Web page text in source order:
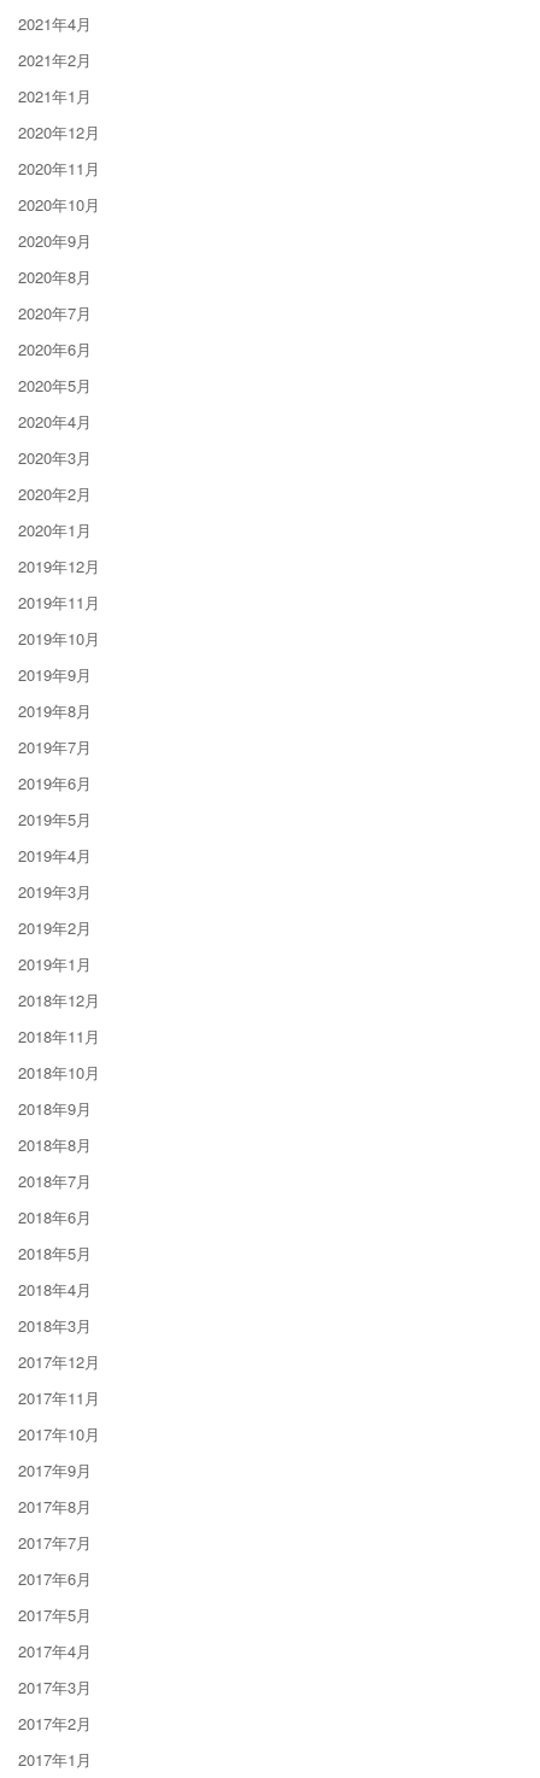
2021年4月
2021年2月
2021年1月
2020年12月
2020年11月
2020年10月
2020年9月
2020年8月
2020年7月
2020年6月
2020年5月
2020年4月
2020年3月
2020年2月
2020年1月
2019年12月
2019年11月
2019年10月
2019年9月
2019年8月
2019年7月
2019年6月
2019年5月
2019年4月
2019年3月
2019年2月
2019年1月
2018年12月
2018年11月
2018年10月
2018年9月
2018年8月
2018年7月
2018年6月
2018年5月
2018年4月
2018年3月
2017年12月
2017年11月
2017年10月
2017年9月
2017年8月
2017年7月
2017年6月
2017年5月
2017年4月
2017年3月
2017年2月
2017年1月